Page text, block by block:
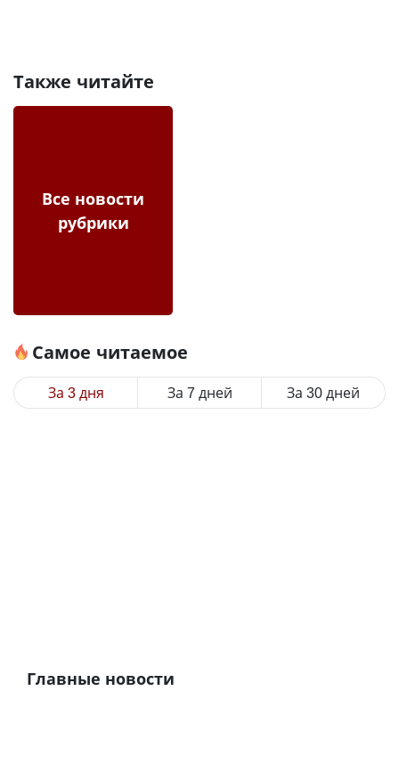
Также читайте
Все новости
рубрики
Самое читаемое
За 3 дня За 7 дней За 30 дней
Главные новости